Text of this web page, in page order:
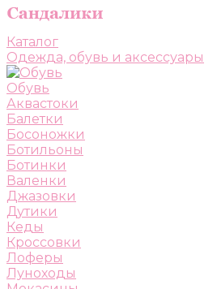
Каталог
Одежда, обувь и аксессуары
Обувь
Аквастоки
Балетки
Босоножки
Ботильоны
Ботинки
Валенки
Джазовки
Дутики
Кеды
Кроссовки
Лоферы
Луноходы